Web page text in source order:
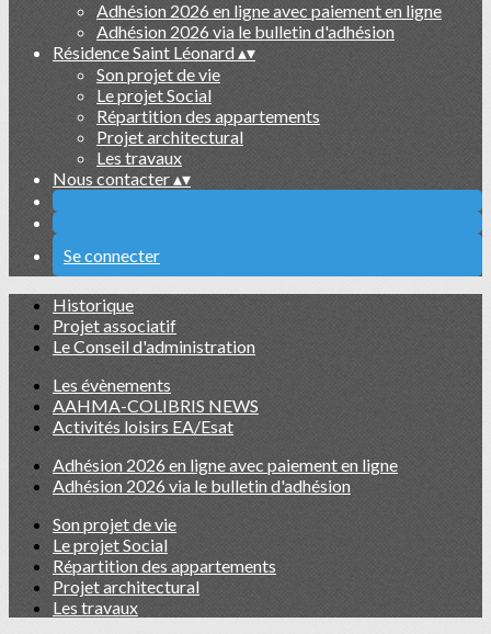
Adhésion 2026 en ligne avec paiement en ligne
Adhésion 2026 via le bulletin d'adhésion
Résidence Saint Léonard▴▾
Son projet de vie
Le projet Social
Répartition des appartements
Projet architectural
Les travaux
Nous contacter▴▾
Se connecter
Historique
Projet associatif
Le Conseil d'administration
Les évènements
AAHMA-COLIBRIS NEWS
Activités loisirs EA/Esat
Adhésion 2026 en ligne avec paiement en ligne
Adhésion 2026 via le bulletin d'adhésion
Son projet de vie
Le projet Social
Répartition des appartements
Projet architectural
Les travaux